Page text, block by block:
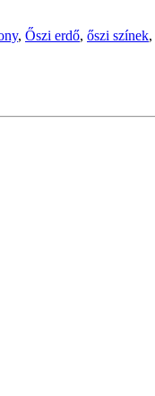
, Őszi erdő, őszi színek,